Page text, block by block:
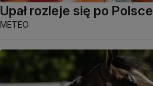
Upał rozleje się po
METEO